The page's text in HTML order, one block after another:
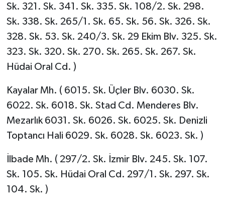
Sk. 321. Sk. 341. Sk. 335. Sk. 108/2. Sk. 298.
Sk. 338. Sk. 265/1. Sk. 65. Sk. 56. Sk. 326. Sk.
328. Sk. 53. Sk. 240/3. Sk. 29 Ekim Blv. 325. Sk.
323. Sk. 320. Sk. 270. Sk. 265. Sk. 267. Sk.
Hüdai Oral Cd. )
Kayalar Mh. ( 6015. Sk. Üçler Blv. 6030. Sk.
6022. Sk. 6018. Sk. Stad Cd. Menderes Blv.
Mezarlık 6031. Sk. 6026. Sk. 6025. Sk. Denizli
Toptancı Hali 6029. Sk. 6028. Sk. 6023. Sk. )
İlbade Mh. ( 297/2. Sk. İzmir Blv. 245. Sk. 107.
Sk. 105. Sk. Hüdai Oral Cd. 297/1. Sk. 297. Sk.
104. Sk. )